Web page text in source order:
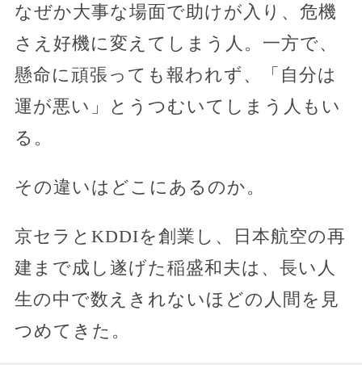
なぜか大事な場面で助けが入り、危機
さえ好機に変えてしまう人。一方で、
懸命に頑張っても報われず、「自分は
運が悪い」とうつむいてしまう人もい
る。
その違いはどこにあるのか。
京セラとKDDIを創業し、日本航空の再
建まで成し遂げた稲盛和夫は、長い人
生の中で数えきれないほどの人間を見
つめてきた。